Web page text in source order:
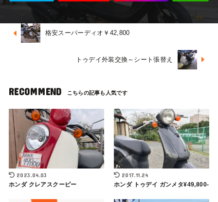
格安スーパーディオ￥42,800
トゥデイ外装交換～シート張替え
RECOMMEND
2023.04.03
ホンダ クレアスクーピー
2017.11.24
ホンダ トゥデイ ガンメタ¥49,800-